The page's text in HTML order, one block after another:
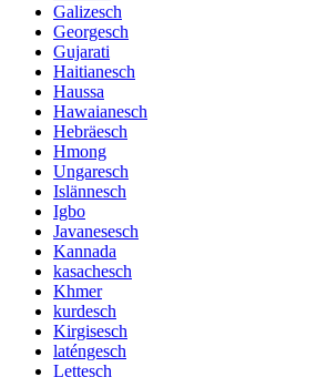
Galizesch
Georgesch
Gujarati
Haitianesch
Haussa
Hawaianesch
Hebräesch
Hmong
Ungaresch
Islännesch
Igbo
Javanesesch
Kannada
kasachesch
Khmer
kurdesch
Kirgisesch
laténgesch
Lettesch